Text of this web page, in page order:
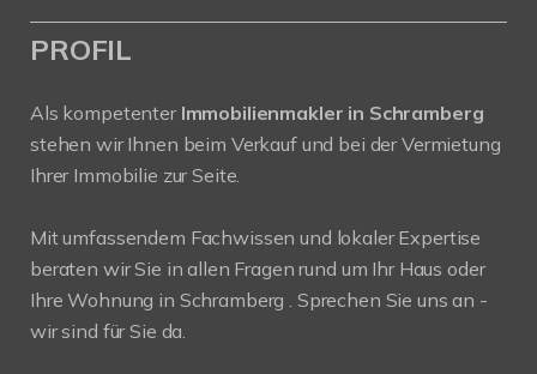
PROFIL
Als kompetenter Immobilienmakler in Schramberg
stehen wir Ihnen beim Verkauf und bei der Vermietung
Ihrer Immobilie zur Seite.
Mit umfassendem Fachwissen und lokaler Expertise
beraten wir Sie in allen Fragen rund um Ihr Haus oder
Ihre Wohnung in Schramberg . Sprechen Sie uns an -
wir sind für Sie da.